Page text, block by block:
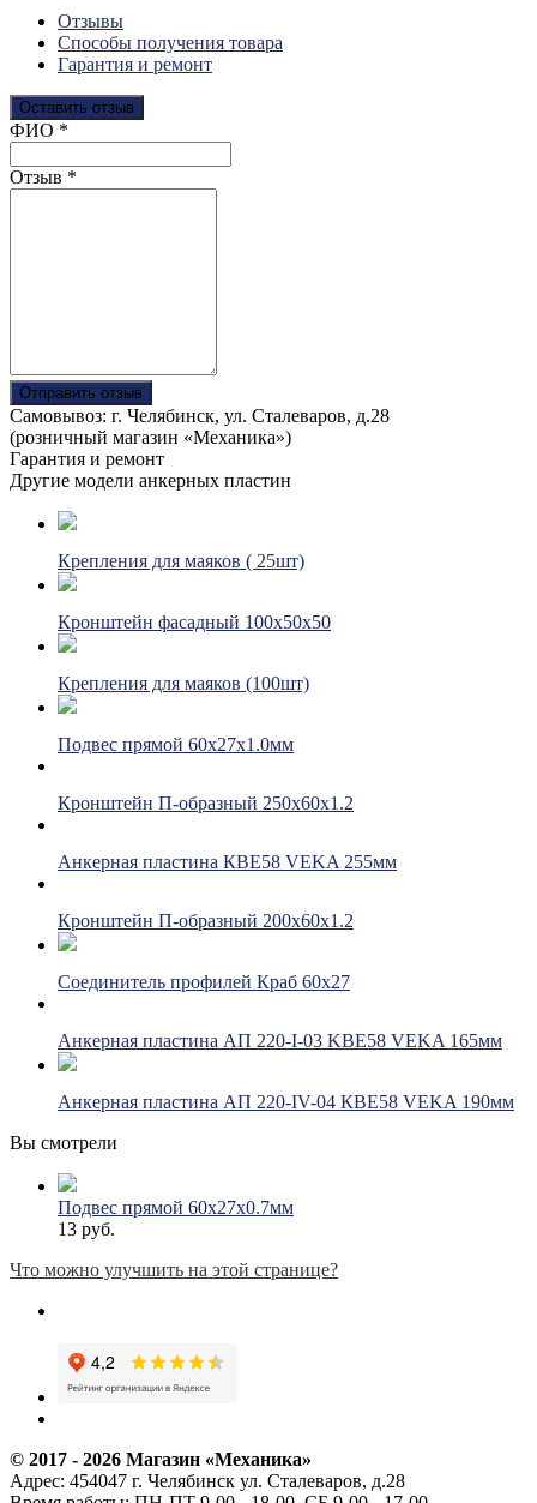
Отзывы
Способы получения товара
Гарантия и ремонт
Оставить отзыв
Ваш отзыв был отправлен!
ФИО *
Отзыв *
Отправить отзыв
Самовывоз: г. Челябинск, ул. Сталеваров, д.28
(розничный магазин «Механика»)
Гарантия и ремонт
Другие модели анкерных пластин
Крепления для маяков ( 25шт)
Кронштейн фасадный 100х50х50
Крепления для маяков (100шт)
Подвес прямой 60х27х1.0мм
Кронштейн П-образный 250х60х1.2
Анкерная пластина КВЕ58 VEKA 255мм
Кронштейн П-образный 200х60х1.2
Соединитель профилей Краб 60х27
Анкерная пластина АП 220-I-03 KBE58 VEKA 165мм
Анкерная пластина АП 220-IV-04 КВЕ58 VEKA 190мм
Вы смотрели
Подвес прямой 60х27х0.7мм
13 руб.
Что можно улучшить на этой странице?
© 2017 - 2026 Магазин «Механика»
Адрес: 454047 г. Челябинск ул. Сталеваров, д.28